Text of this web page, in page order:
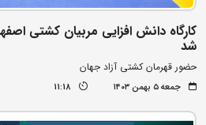
کارگاه دانش افزایی مربیان کشتی
شد
حضور قهرمان کشتی آزاد جهان
جمعه ۵ بهمن ۱۴۰۳ 11:18